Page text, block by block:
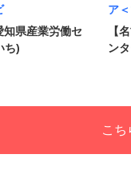
知県産業労働セ
ち)
ア
【
ン
こち